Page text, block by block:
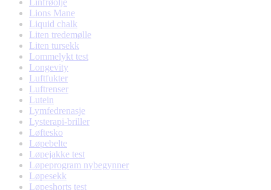
Linfrøolje
Lions Mane
Liquid chalk
Liten tredemølle
Liten tursekk
Lommelykt test
Longevity
Luftfukter
Luftrenser
Lutein
Lymfedrenasje
Lysterapi-briller
Løftesko
Løpebelte
Løpejakke test
Løpeprogram nybegynner
Løpesekk
Løpeshorts test